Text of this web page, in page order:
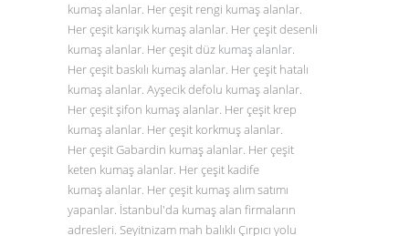
kumaş alanlar. Her çeşit rengi kumaş alanlar.
Her çeşit karışık kumaş alanlar. Her çeşit desenli
kumaş alanlar. Her çeşit düz kumaş alanlar.
Her çeşit baskılı kumaş alanlar. Her çeşit hatalı
kumaş alanlar. Ayşecik defolu kumaş alanlar.
Her çeşit şifon kumaş alanlar. Her çeşit krep
kumaş alanlar. Her çeşit korkmuş alanlar.
Her çeşit Gabardin kumaş alanlar. Her çeşit
keten kumaş alanlar. Her çeşit kadife
kumaş alanlar. Her çeşit kumaş alım satımı
yapanlar. İstanbul'da kumaş alan firmaların
adresleri. Seyitnizam mah balıklı Çırpıcı yolu